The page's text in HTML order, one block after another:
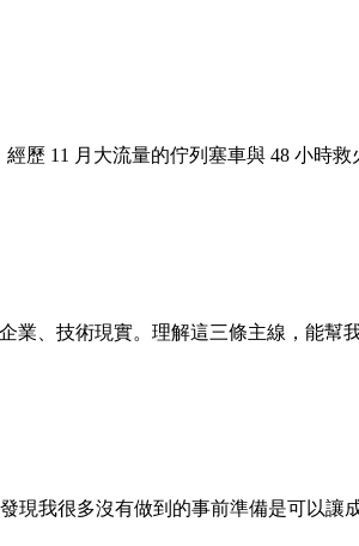
歷 11 月大流量的佇列塞車與 48 小時
、技術現實。理解這三條主線，能幫
現我很多沒有做到的事前準備是可以